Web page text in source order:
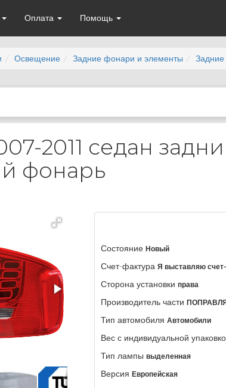
Оплата Помощь
Освещение Задние фонари и элементы
2011 седан
фонарь
Состояние Новый
Счет-фактура Я выставляю
Сторона установки права
Производитель части
Тип автомобиля Автомобили
Вес с индивидуальной
Тип лампы выделенная
Версия Европейская